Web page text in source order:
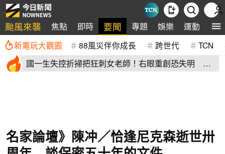
颱風來襲 焦點 即時 要聞 專題 娛樂 運動 全
新電玩大觀園 88風災伴你成長 跨世代 TCN
國一生失控折掃把狂刺女老師！右眼重創恐失明 全
名家論壇》陳冲／恰逢尼克森逝世卅